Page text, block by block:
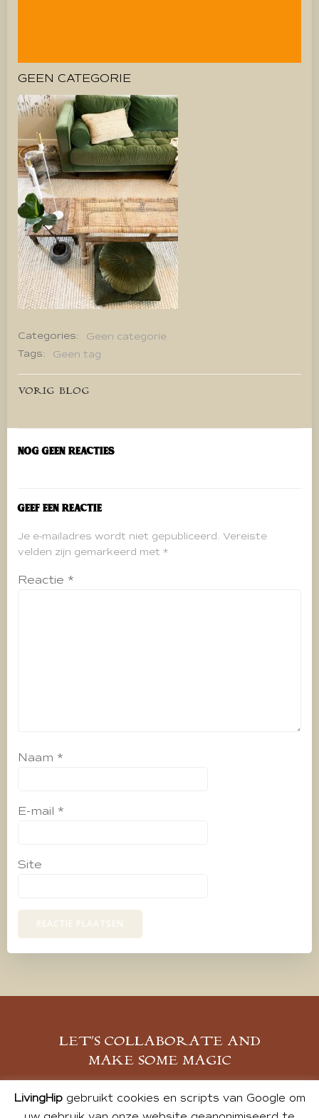
GEEN CATEGORIE
Categories:
Geen categorie
Tags:
Geen tag
Bericht
navigatie
VORIG BLOG
Nog geen reacties
Geef een reactie
Je e-mailadres wordt niet gepubliceerd. Vereiste
velden zijn gemarkeerd met *
Reactie *
Naam *
E-mail *
Site
LET’S COLLABORATE AND
MAKE SOME MAGIC
MELD JE AAN
LivingHipgebruikt cookies en scripts van Google om